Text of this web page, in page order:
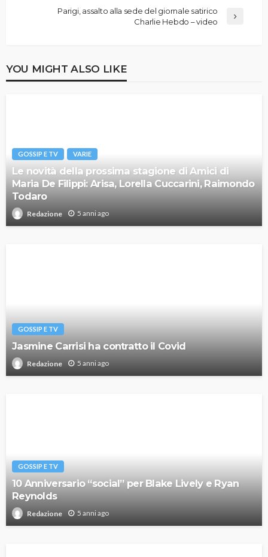
Parigi, assalto alla sede del giornale satirico
Charlie Hebdo – video
YOU MIGHT ALSO LIKE
GOSSIP E TV VARIE
Le novità della prossima stagione di Amici di
Maria De Filippi: Arisa, Lorella Cuccarini, Raimondo
Todaro
Redazione 5 anni ago
GOSSIP E TV
Jasmine Carrisi ha contratto il Covid
Redazione 5 anni ago
GOSSIP E TV
10 Anniversario “social” per Blake Lively e Ryan
Reynolds
Redazione 5 anni ago